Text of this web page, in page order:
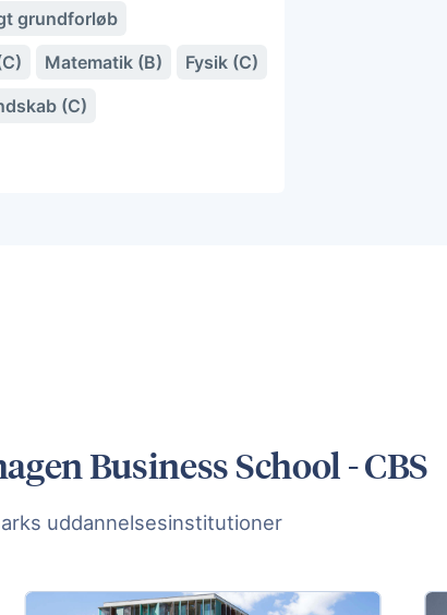
grundforløb
Matematik (B)
Fysik (C)
(C)
Business School - CBS
uddannelsesinstitutioner